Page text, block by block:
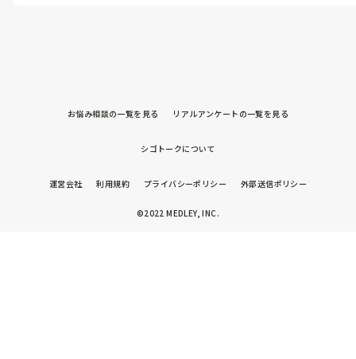
お悩み相談の一覧を見る リアルアンケートの一覧を見る
シゴトークについて
運営会社 利用規約 プライバシーポリシー 外部送信ポリシー
©2022 MEDLEY, INC.